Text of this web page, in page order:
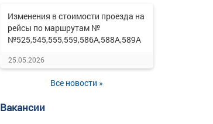
Изменения в стоимости проезда на
рейсы по маршрутам №
№525,545,555,559,586А,588А,589А
25.05.2026
Все новости »
Вакансии